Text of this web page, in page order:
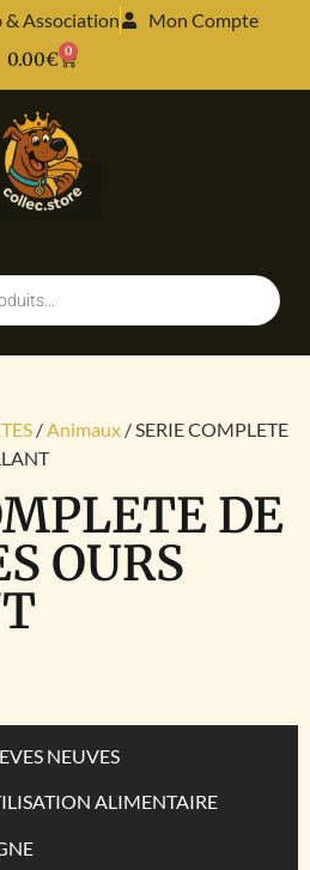
& Association
Mon Compte
0.00€ 0
/Animaux / SERIE COMPLETE
DE
OURS
NEUVES
ALIMENTAIRE